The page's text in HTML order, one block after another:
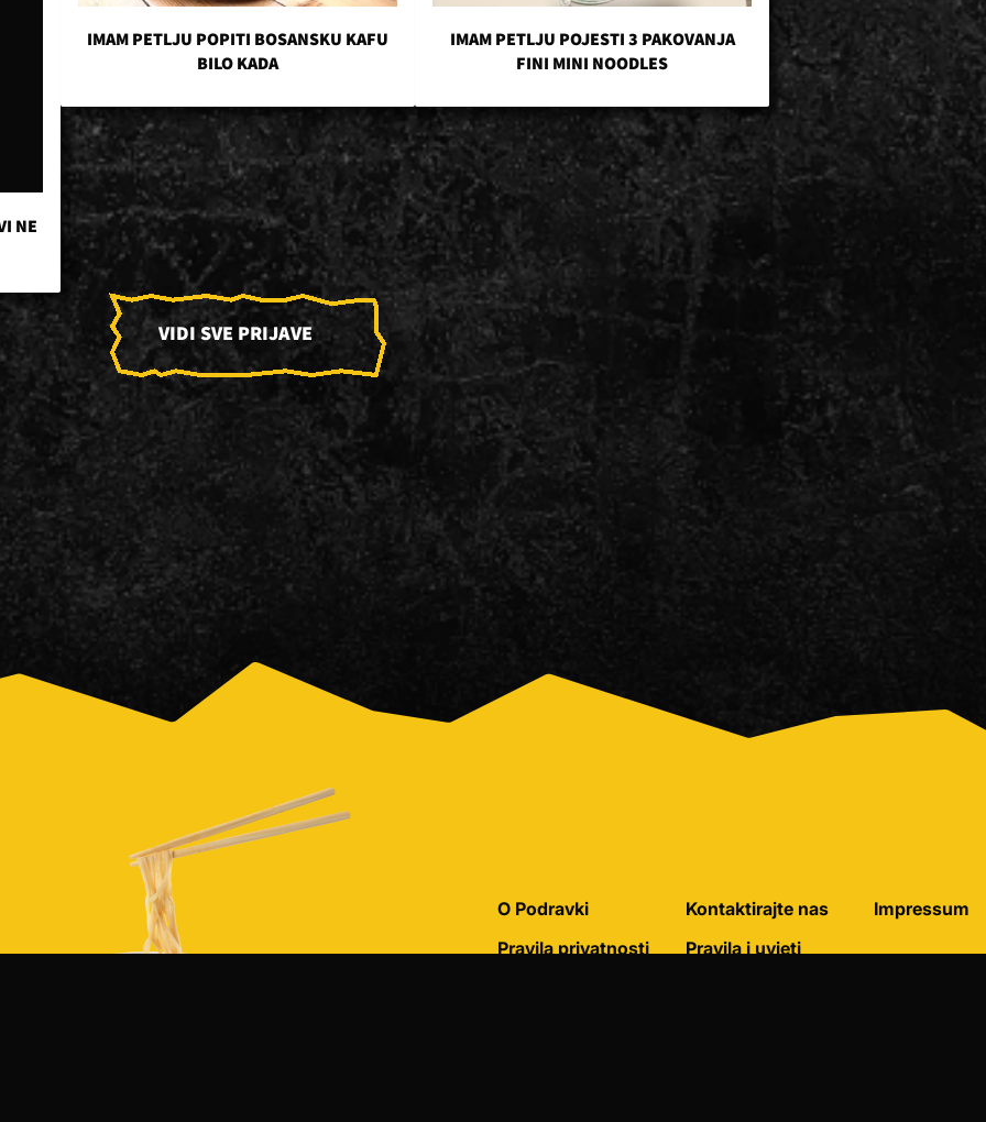
NE
IMAM PETLJU POPITI BOSANSKU KAFU
BILO KADA
IMAM PETLJU POJESTI 3 PAKOVANJA
FINI MINI NOODLES
VIDI SVE PRIJAVE
O Podravki
Pravila privatnosti
Kontaktirajte nas
Pravila i uvjeti
Impressum